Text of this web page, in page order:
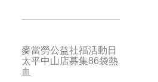
麥當勞公益社福活動日
太平中山店募集86袋熱
血